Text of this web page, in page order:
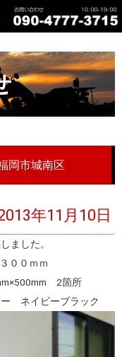
岡市城南区
年11月10日
ました。
００ｍｍ
2箇所
ネイビーブラック